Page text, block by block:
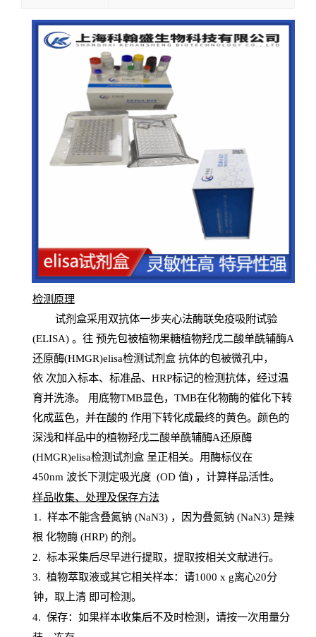
检测原理
试剂盒采用双抗体一步夹心法酶联免疫吸附试验
(ELISA) 。往 预先包被植物果糖植物羟戊二酸单酰辅酶A
还原酶(HMGR)elisa检测试剂盒抗体的包被微孔中，
依 次加入标本、标准品、 HRP标记的检测抗体，经过温
育并洗涤。 用底物TMB显色， TMB在化物酶的催化下转
化成蓝色，并在酸的 作用下转化成最终的黄色。颜色的
深浅和样品中的植物羟戊二酸单酰辅酶A还原酶
(HMGR)elisa检测试剂盒呈正相关。用酶标仪在
450nm 波长下测定吸光度 (OD 值) ，计算样品活性。
样品收集、处理及保存方法
1 . 样本不能含叠氮钠(NaN3) ，因为叠氮钠 (NaN3) 是辣
根 化物酶(HRP) 的剂。
2. 标本采集后尽早进行提取，提取按相关文献进行。
3. 植物萃取液或其它相关样本：请1000 x g离心20分
钟，取上清 即可检测。
4. 保存：如果样本收集后不及时检测，请按一次用量分